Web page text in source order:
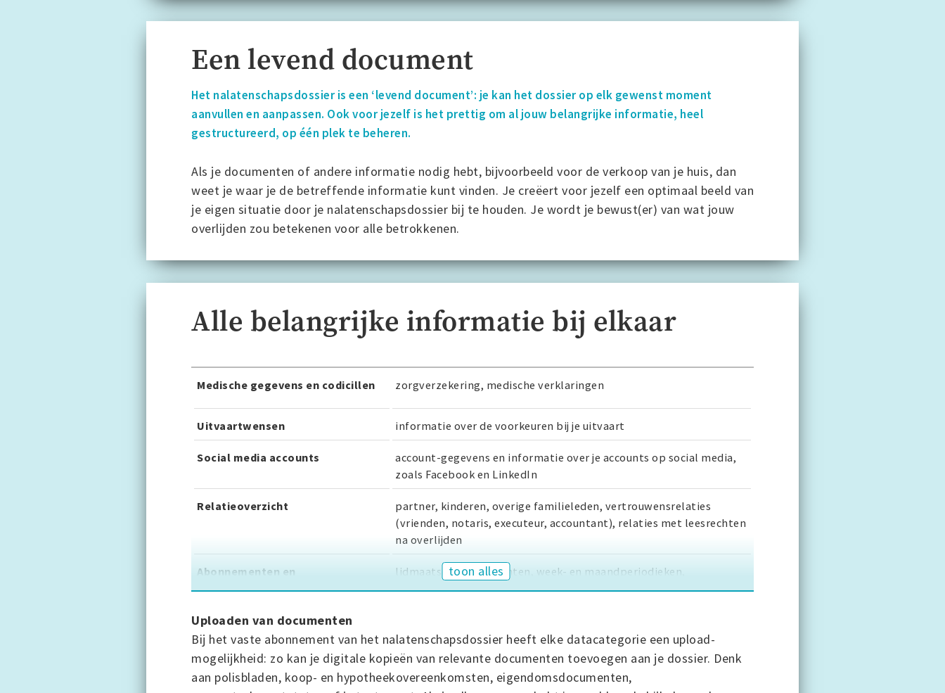
Een levend document
Het nalatenschapsdossier is een ‘levend document’: je kan het dossier op elk gewenst moment
aanvullen en aanpassen. Ook voor jezelf is het prettig om al jouw belangrijke informatie, heel
gestructureerd, op één plek te beheren.
Als je documenten of andere informatie nodig hebt, bijvoorbeeld voor de verkoop van je huis, dan
weet je waar je de betreffende informatie kunt vinden. Je creëert voor jezelf een optimaal beeld van
je eigen situatie door je nalatenschapsdossier bij te houden. Je wordt je bewust(er) van wat jouw
overlijden zou betekenen voor alle betrokkenen.
Alle belangrijke informatie bij elkaar
Medische gegevens en codicillen zorgverzekering, medische verklaringen
Uitvaartwensen informatie over de voorkeuren bij je uitvaart
Social media accounts
account-gegevens en informatie over je accounts op social media,
zoals Facebook en LinkedIn
Relatieoverzicht
partner, kinderen, overige familieleden, vertrouwensrelaties
(vrienden, notaris, executeur, accountant), relaties met leesrechten
na overlijden
Abonnementen en
lidmaatschappen
lidmaatschappen kranten, week- en maandperiodieken,
verenigingen, internet dienstverlening
Inkomstenverzekeringen
Schadeverzekeringen
inboedelpolissen, opstalverzekeringen,
aansprakelijkheidsverzekeringen
toon alles
Uploaden van documenten
Bij het vaste abonnement van het nalatenschapsdossier heeft elke datacategorie een upload-
mogelijkheid: zo kan je digitale kopieën van relevante documenten toevoegen aan je dossier. Denk
aan polisbladen, koop- en hypotheekovereenkomsten, eigendomsdocumenten,